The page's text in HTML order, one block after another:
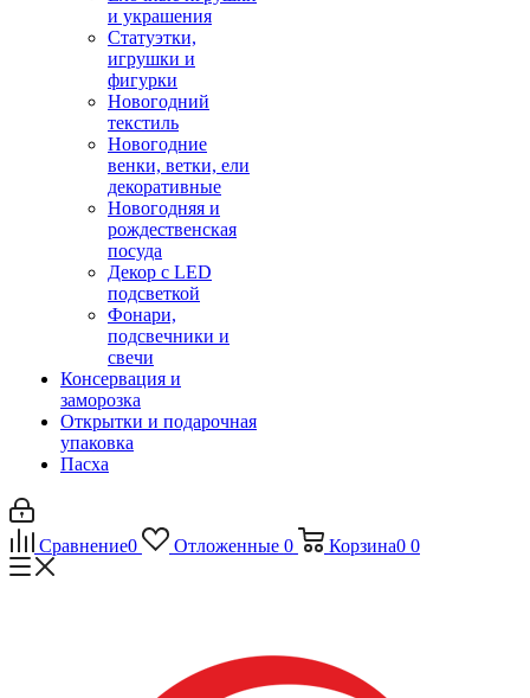
и украшения
Статуэтки,
игрушки и
фигурки
Новогодний
текстиль
Новогодние
венки, ветки, ели
декоративные
Новогодняя и
рождественская
посуда
Декор с LED
подсветкой
Фонари,
подсвечники и
свечи
Консервация и
заморозка
Открытки и подарочная
упаковка
Пасха
Сравнение0 Отложенные 0 Корзина0 0